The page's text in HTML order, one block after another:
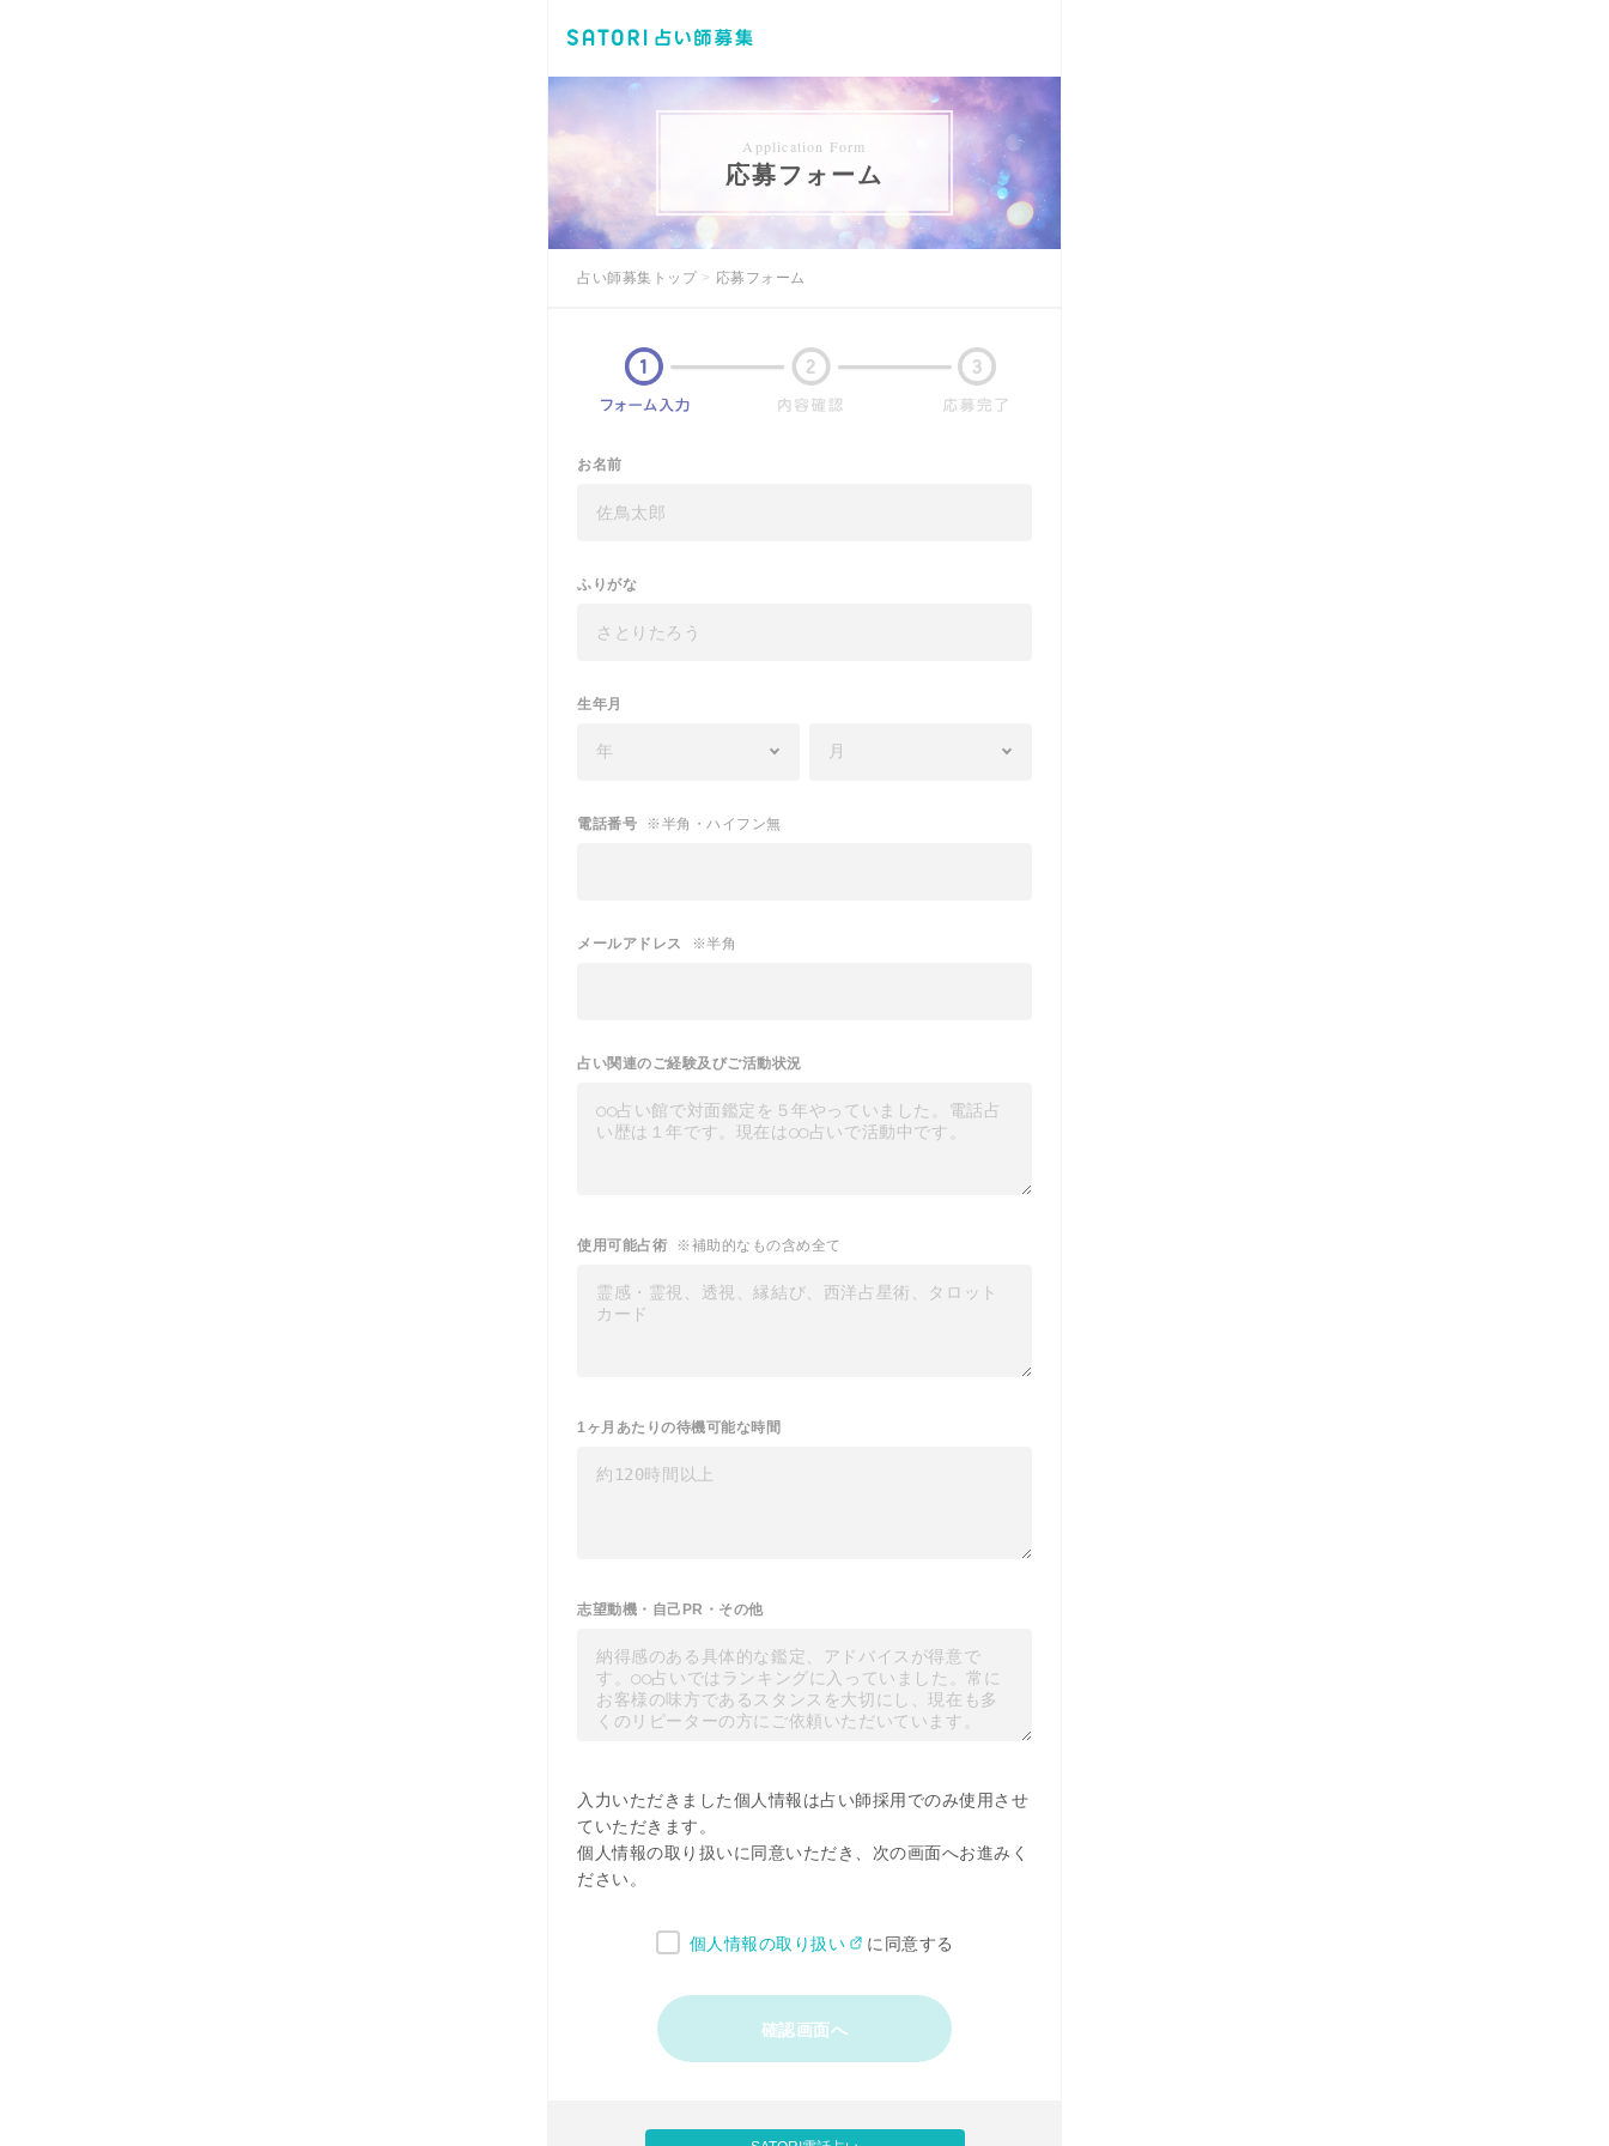
Application Form
応募フォーム
占い師募集トップ 応募フォーム
お名前
ふりがな
生年月
電話番号 ※半角・ハイフン無
メールアドレス ※半角
占い関連のご経験及びご活動状況
使用可能占術 ※補助的なもの含め全て
1ヶ月あたりの待機可能な時間
志望動機・自己PR・その他
入力いただきました個人情報は占い師採用でのみ使用させ
ていただきます。
個人情報の取り扱いに同意いただき、次の画面へお進みく
ださい。
個人情報の取り扱い に同意する
確認画面へ